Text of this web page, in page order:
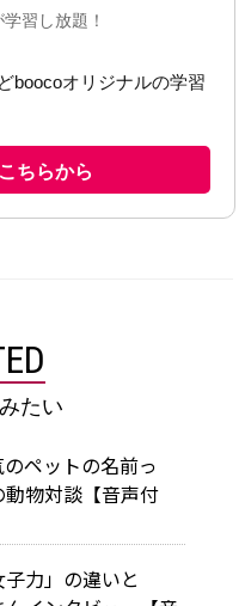
たい
ペットの名前っ
物対談【音声付
力」の違いと